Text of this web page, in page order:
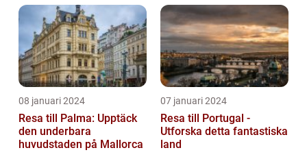
08 januari 2024
Resa till Palma: Upptäck
den underbara
huvudstaden på Mallorca
07 januari 2024
Resa till Portugal -
Utforska detta fantastiska
land